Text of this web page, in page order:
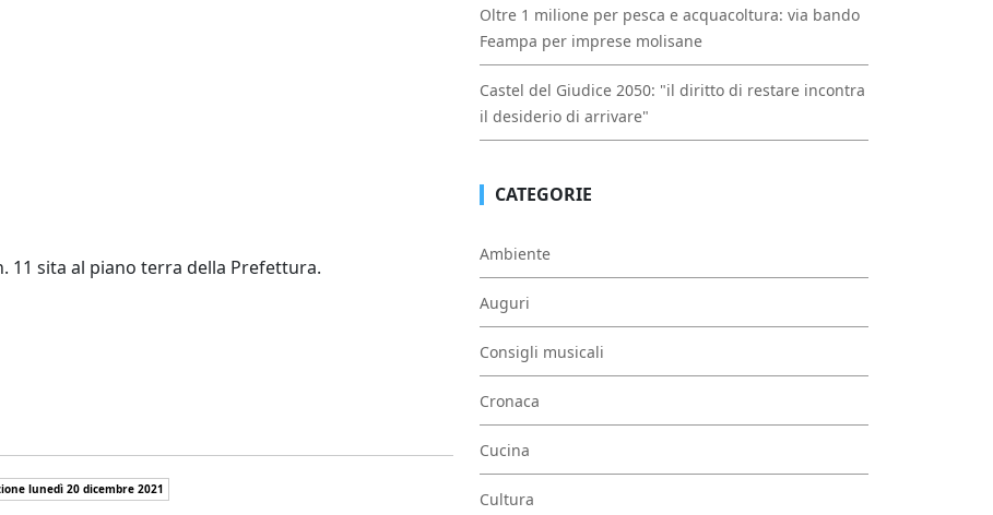
11 sita al piano terra della Prefettura.
lunedì 20 dicembre 2021
Oltre 1 milione per pesca e acquacoltura: via bando
Feampa per imprese molisane
Castel del Giudice 2050: "il diritto di restare incontra
il desiderio di arrivare"
CATEGORIE
Ambiente
Auguri
Consigli musicali
Cronaca
Cucina
Cultura